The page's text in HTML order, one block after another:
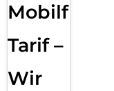
Mobilfunk
Tarif –
Wir